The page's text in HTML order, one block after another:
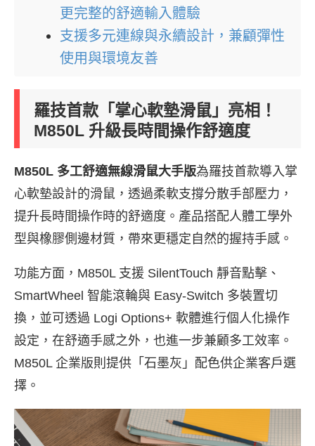
更完整的舒適輸入體驗
支援多元連線與永續設計，兼顧彈性
使用與環境友善
羅技首款「掌心軟墊滑鼠」亮相！
M850L 升級長時間操作舒適度
M850L 多工舒適無線滑鼠大手版為羅技首款導入掌
心軟墊設計的滑鼠，透過柔軟支撐分散手部壓力，
提升長時間操作時的舒適度。產品搭配人體工學外
型與橡膠側邊材質，帶來更穩定自然的握持手感。
功能方面，M850L 支援 SilentTouch 靜音點擊、
SmartWheel 智能滾輪與 Easy-Switch 多裝置切
換，並可透過 Logi Options+ 軟體進行個人化操作
設定，在舒適手感之外，也進一步兼顧多工效率。
M850L 企業版則提供「石墨灰」配色供企業客戶選
擇。